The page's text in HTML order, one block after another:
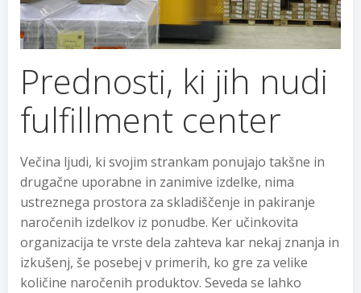
Prednosti, ki jih nudi
fulfillment center
Večina ljudi, ki svojim strankam ponujajo takšne in
drugačne uporabne in zanimive izdelke, nima
ustreznega prostora za skladiščenje in pakiranje
naročenih izdelkov iz ponudbe. Ker učinkovita
organizacija te vrste dela zahteva kar nekaj znanja in
izkušenj, še posebej v primerih, ko gre za velike
količine naročenih produktov. Seveda se lahko